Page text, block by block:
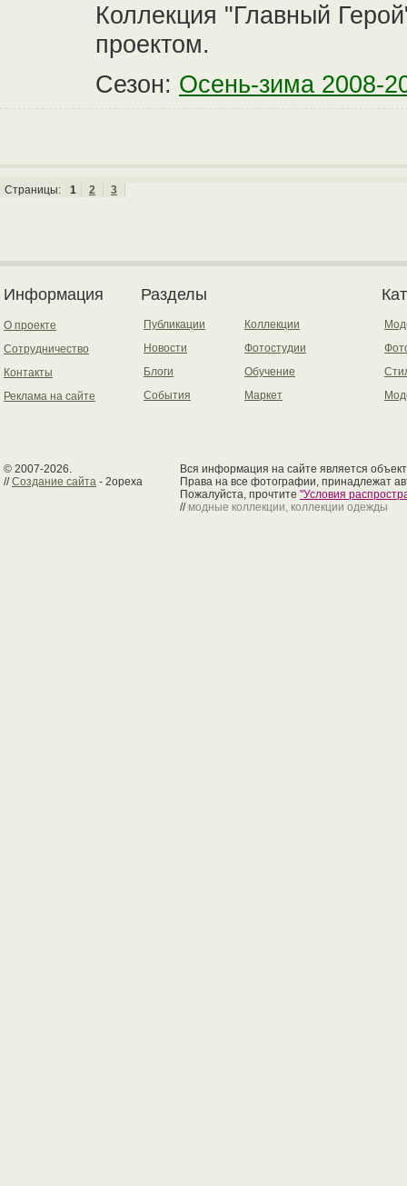
Коллекция "Главный
проектом.
Сезон: Осень-зима 2008-
Страницы: 1 2 3
Информация
О проекте
Сотрудничество
Контакты
Реклама на сайте
Разделы
Публикации
Новости
Блоги
События
Коллекции
Фотостудии
Обучение
Маркет
© 2007-2026.
//Создание сайта - 2opexa
Вся информация на сайте является
Права на все фотографии, принадлежат
Пожалуйста, прочтите "Условия
// модные коллекции, коллекции одежды